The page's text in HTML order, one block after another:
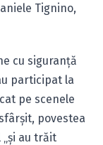
Tignino,
cu siguranţă
participat la
pe scenele
povestea
„şi au trăit